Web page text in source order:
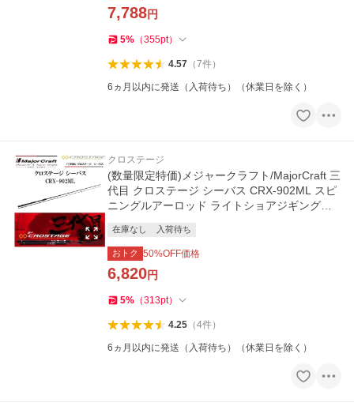
7,788円
5% （355pt）
4.57（7件）
6ヵ月以内に発送（入荷待ち）（休業日を除く）
クロステージ
(数量限定特価)メジャークラフト/MajorCraft 三
代目 クロステージ シーバス CRX-902ML スピ
ニングルアーロッド ライトショアジギング・
在庫なし 入荷待ち
おトク 50%OFF価格
6,820円
5% （313pt）
4.25（4件）
6ヵ月以内に発送（入荷待ち）（休業日を除く）